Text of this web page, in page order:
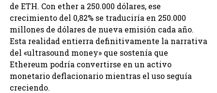
de ETH. Con ether a 250.000 dólares, ese
crecimiento del 0,82% se traduciría en 250.000
millones de dólares de nueva emisión cada año.
Esta realidad entierra definitivamente la narrativa
del «ultrasound money» que sostenía que
Ethereum podría convertirse en un activo
monetario deflacionario mientras el uso seguía
creciendo.